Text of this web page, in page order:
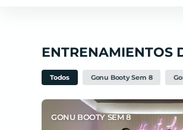
ENTRENAMIENTOS
Todos Gonu Booty Sem 8
GONU BOOTY SEM 8